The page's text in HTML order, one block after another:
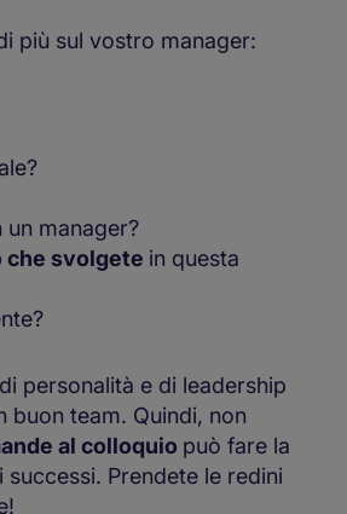
più sul vostro manager:
manager?
che svolgete in questa
personalità e di leadership
buon team. Quindi, non
al colloquio può fare la
Prendete le redini